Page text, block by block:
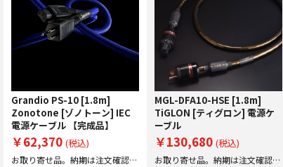
Grandio PS-10 [1.8m]
Zonotone [ゾノトーン] IEC
電源ケーブル 【完成品】
￥62,370 (税込)
お取り寄せ品。納期は注文確認後
MGL-DFA10-HSE [1.8m]
TiGLON [ティグロン] 電源ケ
ーブル
￥130,680(税込)
お取り寄せ品。納期は注文確認後